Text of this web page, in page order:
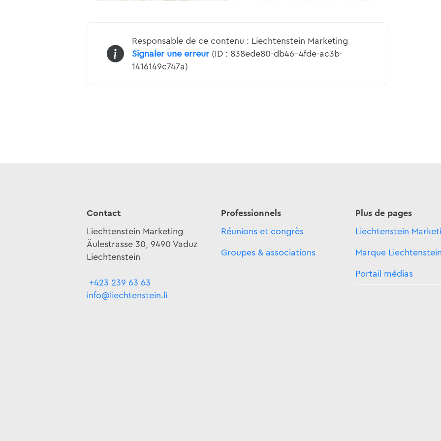
Responsable de ce contenu : Liechtenstein Marketing
Signaler une erreur (ID : 838ede80-db46-4fde-ac3b-
1416149c747a)
Contact
Liechtenstein Marketing
Äulestrasse 30, 9490 Vaduz
Liechtenstein
+423 239 63 63
info@liechtenstein.li
Professionnels
Réunions et congrès
Groupes & associations
Plus de pages
Liechtenstein
Marque Liechtenstein
Portail médias